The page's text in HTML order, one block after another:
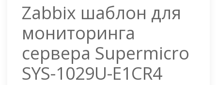
Zabbix шаблон для
мониторинга
сервера Supermicro
SYS-1029U-E1CR4